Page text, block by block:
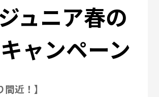
ュニア春の
ャンペーン
間近！】